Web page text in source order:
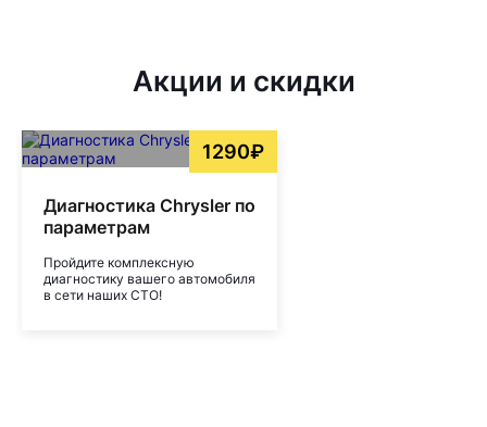
Акции и скидки
1290₽
Диагностика Chrysler по
параметрам
Пройдите комплексную
диагностику вашего автомобиля
в сети наших СТО!